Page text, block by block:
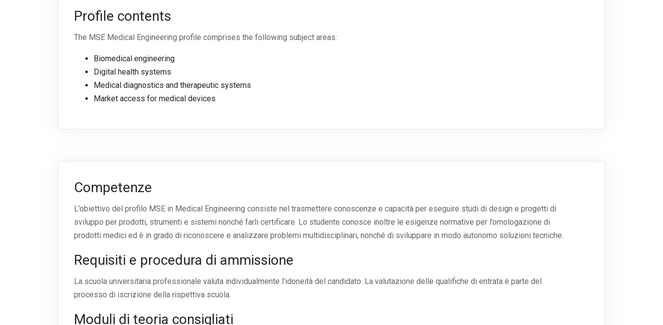
Profile contents
The MSE Medical Engineering profile comprises the following subject areas:
Biomedical engineering
Digital health systems
Medical diagnostics and therapeutic systems
Market access for medical devices
Competenze
L’obiettivo del profilo MSE in Medical Engineering consiste nel trasmettere conoscenze e capacità per eseguire studi di design e progetti di
sviluppo per prodotti, strumenti e sistemi nonché farli certificare. Lo studente conosce inoltre le esigenze normative per l’omologazione di
prodotti medici ed è in grado di riconoscere e analizzare problemi multidisciplinari, nonché di sviluppare in modo autonomo soluzioni tecniche.
Requisiti e procedura di ammissione
La scuola universitaria professionale valuta individualmente l’idoneità del candidato. La valutazione delle qualifiche di entrata è parte del
processo di iscrizione della rispettiva scuola.
Moduli di teoria consigliati